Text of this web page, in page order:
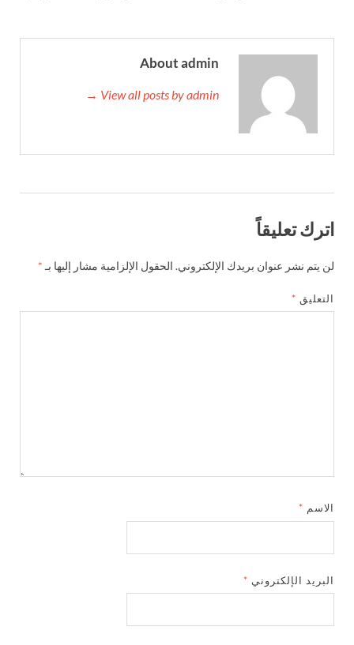
About admin
View all posts by admin →
اترك تعليقاً
لن يتم نشر عنوان بريدك الإلكتروني. الحقول الإلزامية مشار إليها بـ *
التعليق *
الاسم *
البريد الإلكتروني *